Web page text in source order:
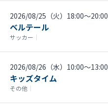
2026/08/25（火）18:00〜20:00
ベルテール
サッカー ｜
2026/08/26（水）10:00〜13:00
キッズタイム
その他 ｜